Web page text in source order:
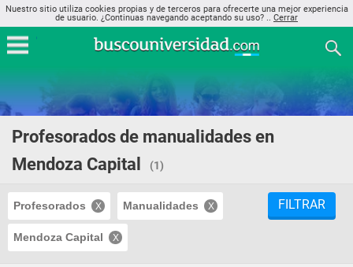
Nuestro sitio utiliza cookies propias y de terceros para ofrecerte una mejor experiencia
de usuario. ¿Continuas navegando aceptando su uso? .. Cerrar
Profesorados de manualidades en
Mendoza Capital
(1)
Profesorados Manualidades
Mendoza Capital
FILTRAR